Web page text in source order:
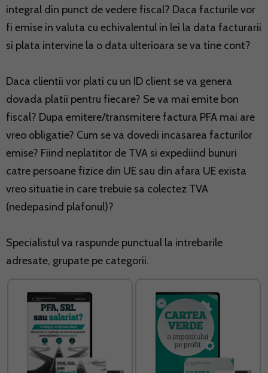
integral din punct de vedere fiscal? Daca facturile vor
fi emise in valuta cu echivalentul in lei la data facturarii
si plata intervine la o data ulterioara se va tine cont?
Daca clientii vor plati cu un ID client se va genera
dovada platii pentru fiecare? Se va mai emite bon
fiscal? Dupa emitere/transmitere factura PFA mai are
vreo obligatie? Cum se va dovedi incasarea facturilor
emise? Fiind neplatitor de TVA si expediind bunuri
catre persoane fizice din UE sau din afara UE exista
vreo situatie in care trebuie sa colectez TVA
(nedepasind plafonul)?
Specialistul va raspunde punctual la intrebarile
adresate, grupate pe categorii.